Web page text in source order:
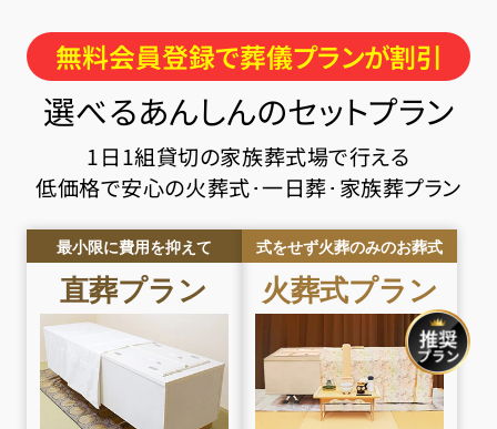
無料会員登録で葬儀プランが割引
選べるあんしんのセットプラン
1日1組貸切の家族葬式場で行える
低価格で安心の火葬式･一日葬･家族葬プラン
最小限に費用を抑えて
直葬プラン
式をせず火葬のみのお葬式
火葬式プラン